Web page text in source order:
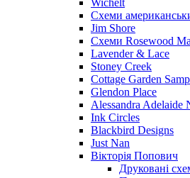
Схеми
Jim Shore
Cхеми Rosewood
Lavender & Lace
Stoney Creek
Cottage Garden
Glendon Place
Alessandra Adelaide
Ink Circles
Blackbird Designs
Just Nan
Вікторія Попович
Друковані